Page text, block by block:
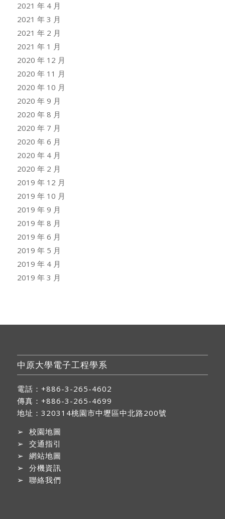
2021 年 4 月
2021 年 3 月
2021 年 2 月
2021 年 1 月
2020 年 12 月
2020 年 11 月
2020 年 10 月
2020 年 9 月
2020 年 8 月
2020 年 7 月
2020 年 6 月
2020 年 4 月
2020 年 2 月
2019 年 12 月
2019 年 10 月
2019 年 9 月
2019 年 8 月
2019 年 6 月
2019 年 5 月
2019 年 4 月
2019 年 3 月
中原大學電子工程學系
電話：+886-3-265-4602
傳真：+886-3-265-4699
地址： 320314桃園市中壢區中北路200號
➢ 校園地圖
➢ 交通指引
➢ 網站地圖
➢ 分機資訊
➢ 聯絡我們